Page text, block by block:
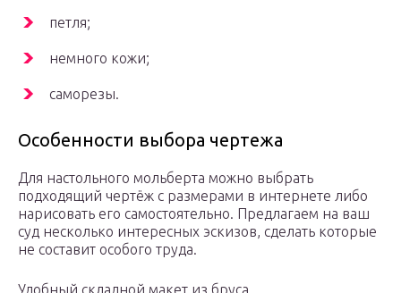
петля;
немного кожи;
саморезы.
Особенности выбора чертежа
Для настольного мольберта можно выбрать
подходящий чертёж с размерами в интернете либо
нарисовать его самостоятельно. Предлагаем на ваш
суд несколько интересных эскизов, сделать которые
не составит особого труда.
Удобный складной макет из бруса